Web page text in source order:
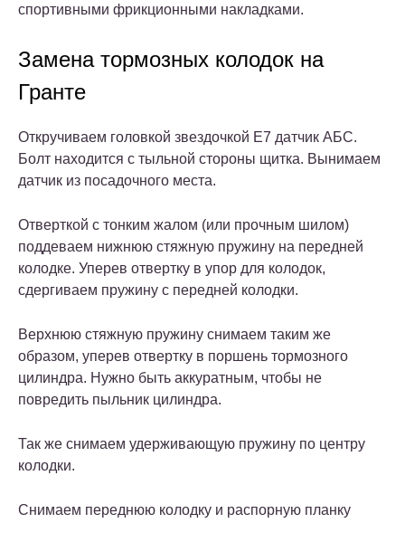
спортивными фрикционными накладками.
Замена тормозных колодок на
Гранте
Откручиваем головкой звездочкой Е7 датчик АБС.
Болт находится с тыльной стороны щитка. Вынимаем
датчик из посадочного места.
Отверткой с тонким жалом (или прочным шилом)
поддеваем нижнюю стяжную пружину на передней
колодке. Уперев отвертку в упор для колодок,
сдергиваем пружину с передней колодки.
Верхнюю стяжную пружину снимаем таким же
образом, уперев отвертку в поршень тормозного
цилиндра. Нужно быть аккуратным, чтобы не
повредить пыльник цилиндра.
Так же снимаем удерживающую пружину по центру
колодки.
Снимаем переднюю колодку и распорную планку